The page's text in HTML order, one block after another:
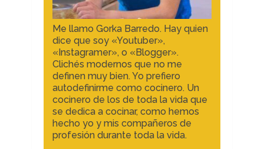
Me llamo Gorka Barredo. Hay quien
dice que soy «Youtuber»,
«Instagramer», o «Blogger».
Clichés modernos que no me
definen muy bien. Yo prefiero
autodefinirme como cocinero. Un
cocinero de los de toda la vida que
se dedica a cocinar, como hemos
hecho yo y mis compañeros de
profesión durante toda la vida.